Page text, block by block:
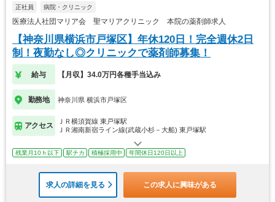
正社員 病院・クリニック
医療法人社団マリア会 聖マリアクリニック 本院の薬剤師求人
【神奈川県横浜市戸塚区】年休120日！完全週休2日
制！夜勤なし◎クリニックで薬剤師募集！
給与 【月収】34.0万円各種手当込み
勤務地 神奈川県 横浜市戸塚区
アクセス
ＪＲ横須賀線 東戸塚駅
ＪＲ湘南新宿ライン線(武蔵小杉－大船) 東戸塚駅
残業月10ｈ以下 駅チカ 積極採用中 年間休日120日以上
求人の詳細を見る この求人に興味がある